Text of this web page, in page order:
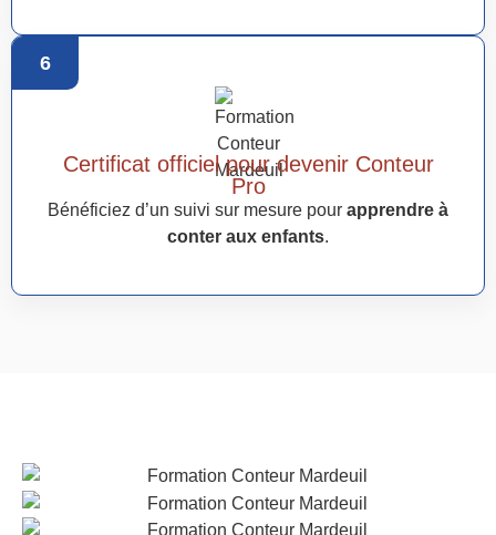
6
Certificat officiel pour devenir Conteur
Pro
Bénéficiez d’un suivi sur mesure pour apprendre à
conter aux enfants.